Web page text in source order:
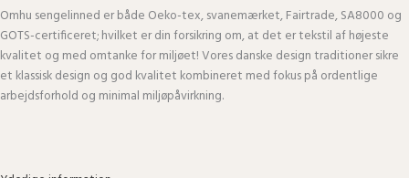
Omhu sengelinned er både Oeko-tex, svanemærket, Fairtrade, SA8000 og
GOTS-certificeret; hvilket er din forsikring om, at det er tekstil af højeste
kvalitet og med omtanke for miljøet! Vores danske design traditioner sikre
et klassisk design og god kvalitet kombineret med fokus på ordentlige
arbejdsforhold og minimal miljøpåvirkning.